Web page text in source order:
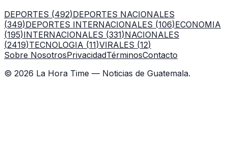
DEPORTES (492)DEPORTES NACIONALES
(349)DEPORTES INTERNACIONALES (106)ECONOMIA
(195)INTERNACIONALES (331)NACIONALES
(2419)TECNOLOGIA (11)VIRALES (12)
Sobre NosotrosPrivacidadTérminosContacto
© 2026 La Hora Time — Noticias de Guatemala.